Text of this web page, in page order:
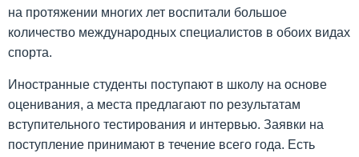
на протяжении многих лет воспитали большое
количество международных специалистов в обоих видах
спорта.
Иностранные студенты поступают в школу на основе
оценивания, а места предлагают по результатам
вступительного тестирования и интервью. Заявки на
поступление принимают в течение всего года. Есть